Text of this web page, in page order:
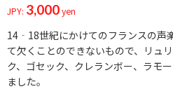
JPY: 3,000yen
14‐18世紀にかけてのフランスの声
て欠くことのできないもので、リュ
ク、ゴセック、クレランボー、ラモ
ました。